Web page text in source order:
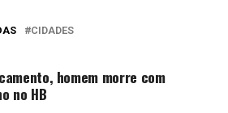
CIDADES
homem morre com
no HB